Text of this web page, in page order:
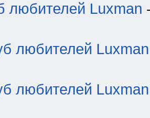
любителей Luxman
любителей Luxman
любителей Luxman